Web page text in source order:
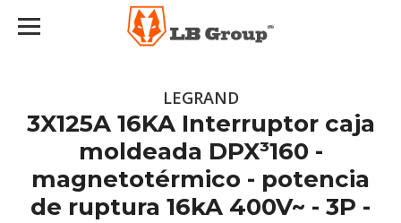
LEGRAND
3X125A 16KA Interruptor caja
moldeada DPX³160 -
magnetotérmico - potencia
de ruptura 16kA 400V~ - 3P -